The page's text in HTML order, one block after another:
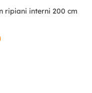
ripiani interni 200 cm